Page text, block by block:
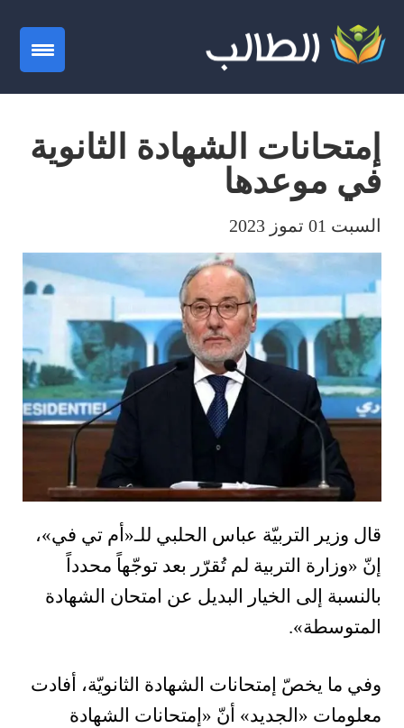
إمتحانات الشهادة الثانوية
في موعدها
السبت 01 تموز 2023
قال وزير التربيّة عباس الحلبي للـ«أم تي في»،
إنّ «وزارة التربية لم تُقرّر بعد توجّهاً محدداً
بالنسبة إلى الخيار البديل عن امتحان الشهادة
المتوسطة».
وفي ما يخصّ إمتحانات الشهادة الثانويّة، أفادت
معلومات «الجديد» أنّ «إمتحانات الشهادة